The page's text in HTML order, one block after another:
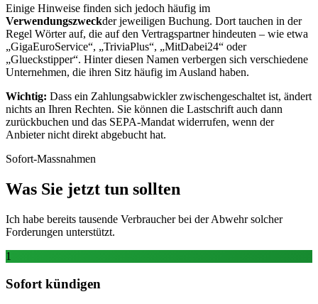
Einige Hinweise finden sich jedoch häufig im
Verwendungszweckder jeweiligen Buchung. Dort tauchen in der
Regel Wörter auf, die auf den Vertragspartner hindeuten – wie etwa
„GigaEuroService“, „TriviaPlus“, „MitDabei24“ oder
„Glueckstipper“. Hinter diesen Namen verbergen sich verschiedene
Unternehmen, die ihren Sitz häufig im Ausland haben.
Wichtig: Dass ein Zahlungsabwickler zwischengeschaltet ist, ändert
nichts an Ihren Rechten. Sie können die Lastschrift auch dann
zurückbuchen und das SEPA-Mandat widerrufen, wenn der
Anbieter nicht direkt abgebucht hat.
Sofort-Massnahmen
Was Sie jetzt tun sollten
Ich habe bereits tausende Verbraucher bei der Abwehr solcher
Forderungen unterstützt.
1
Sofort kündigen